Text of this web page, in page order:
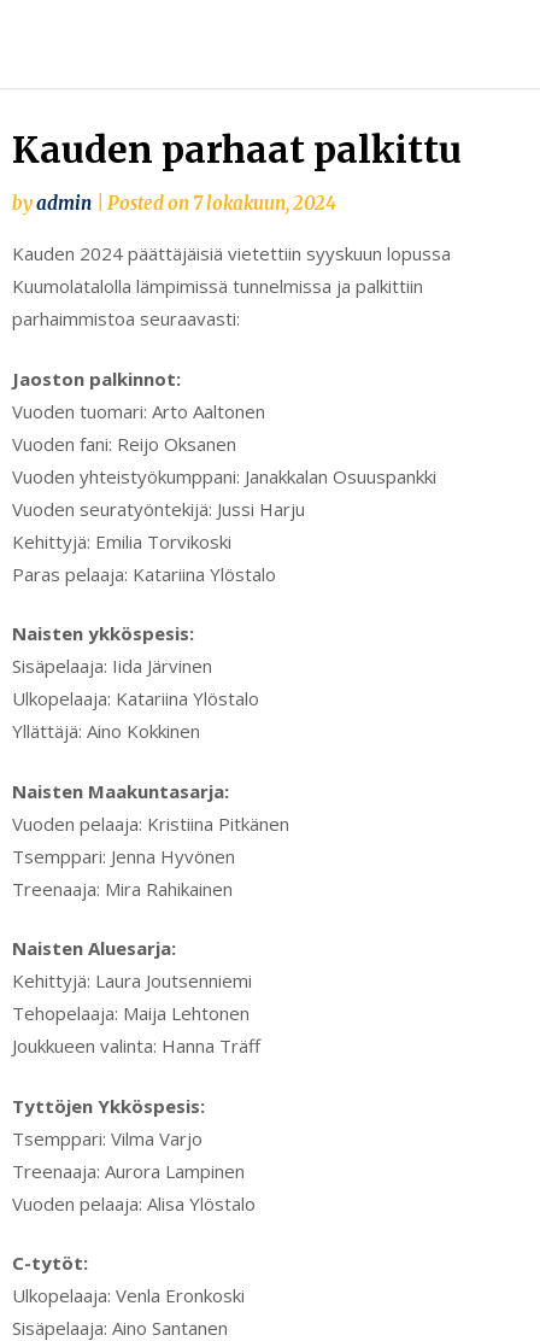
Kauden parhaat palkittu
byadmin Posted on 7 lokakuun, 2024
Kauden 2024 päättäjäisiä vietettiin syyskuun lopussa
Kuumolatalolla lämpimissä tunnelmissa ja palkittiin
parhaimmistoa seuraavasti:
Jaoston palkinnot:
Vuoden tuomari: Arto Aaltonen
Vuoden fani: Reijo Oksanen
Vuoden yhteistyökumppani: Janakkalan Osuuspankki
Vuoden seuratyöntekijä: Jussi Harju
Kehittyjä: Emilia Torvikoski
Paras pelaaja: Katariina Ylöstalo
Naisten ykköspesis:
Sisäpelaaja: Iida Järvinen
Ulkopelaaja: Katariina Ylöstalo
Yllättäjä: Aino Kokkinen
Naisten Maakuntasarja:
Vuoden pelaaja: Kristiina Pitkänen
Tsemppari: Jenna Hyvönen
Treenaaja: Mira Rahikainen
Naisten Aluesarja:
Kehittyjä: Laura Joutsenniemi
Tehopelaaja: Maija Lehtonen
Joukkueen valinta: Hanna Träff
Tyttöjen Ykköspesis:
Tsemppari: Vilma Varjo
Treenaaja: Aurora Lampinen
Vuoden pelaaja: Alisa Ylöstalo
C-tytöt:
Ulkopelaaja: Venla Eronkoski
Sisäpelaaja: Aino Santanen